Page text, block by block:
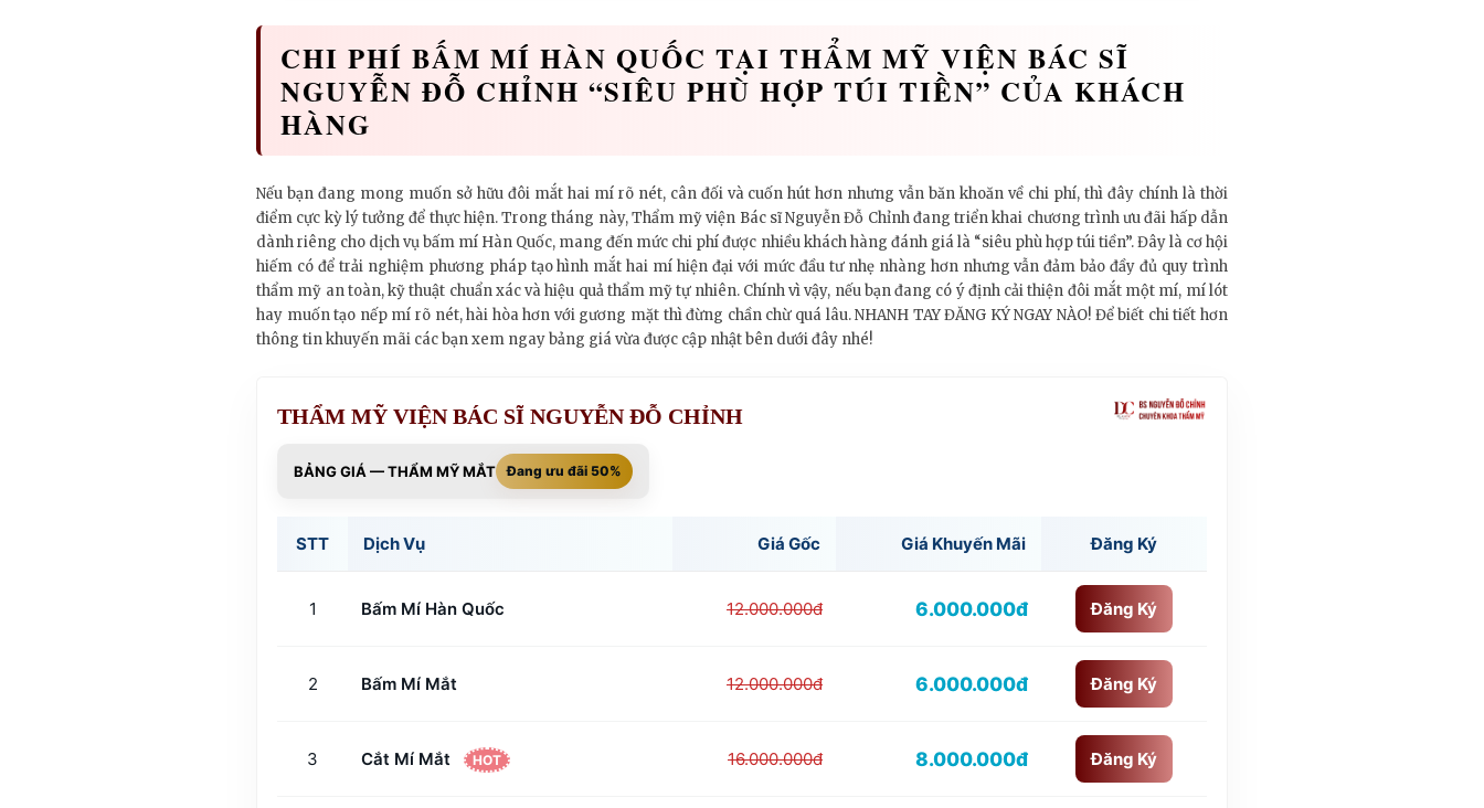
CHI PHÍ BẤM MÍ HÀN QUỐC TẠI THẨM MỸ VIỆN BÁC SĨ
NGUYỄN ĐỖ CHỈNH “SIÊU PHÙ HỢP TÚI TIỀN” CỦA KHÁCH
HÀNG
Nếu bạn đang mong muốn sở hữu đôi mắt hai mí rõ nét, cân đối và cuốn hút hơn nhưng vẫn băn khoăn về chi phí, thì đây chính là thời
điểm cực kỳ lý tưởng để thực hiện. Trong tháng này, Thẩm mỹ viện Bác sĩ Nguyễn Đỗ Chỉnh đang triển khai chương trình ưu đãi hấp dẫn
dành riêng cho dịch vụ bấm mí Hàn Quốc, mang đến mức chi phí được nhiều khách hàng đánh giá là “siêu phù hợp túi tiền”. Đây là cơ hội
hiếm có để trải nghiệm phương pháp tạo hình mắt hai mí hiện đại với mức đầu tư nhẹ nhàng hơn nhưng vẫn đảm bảo đầy đủ quy trình
thẩm mỹ an toàn, kỹ thuật chuẩn xác và hiệu quả thẩm mỹ tự nhiên. Chính vì vậy, nếu bạn đang có ý định cải thiện đôi mắt một mí, mí lót
hay muốn tạo nếp mí rõ nét, hài hòa hơn với gương mặt thì đừng chần chừ quá lâu. NHANH TAY ĐĂNG KÝ NGAY NÀO! Để biết chi tiết hơn
thông tin khuyến mãi các bạn xem ngay bảng giá vừa được cập nhật bên dưới đây nhé!
THẨM MỸ VIỆN BÁC SĨ NGUYỄN ĐỖ CHỈNH
BẢNG GIÁ — THẨM MỸ MẮT Đang ưu đãi 50%
STT Dịch Vụ Giá Gốc Giá Khuyến Mãi Đăng Ký
1 Bấm Mí Hàn Quốc 12.000.000đ 6.000.000đ Đăng Ký
2 Bấm Mí Mắt 12.000.000đ 6.000.000đ Đăng Ký
3 Cắt Mí Mắt HOT 16.000.000đ 8.000.000đ Đăng Ký